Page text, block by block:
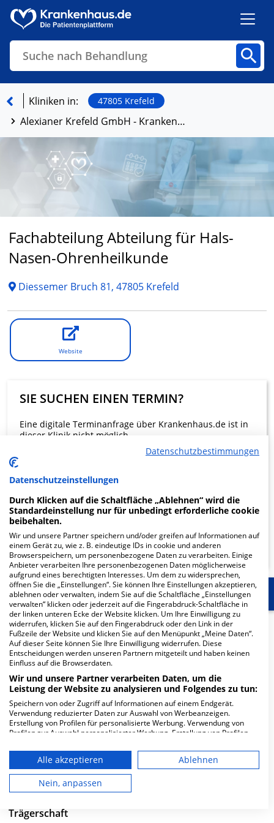
Suche nach Behandlung
Finden
Kliniken in: 47805 Krefeld
Alexianer Krefeld GmbH - Krankenhaus Maria-Hilf
Fachabteilung Abteilung für Hals-
Nasen-Ohrenheilkunde
Diessemer Bruch 81, 47805 Krefeld
Website
SIE SUCHEN EINEN TERMIN?
Eine digitale Terminanfrage über Krankenhaus.de ist in
dieser Klinik nicht möglich.
Beratung und Kontakt
KLINIKEN FINDEN
Start Für die Klinik Weitere Fachabteilungen
Herzlich Willkommen
Alexianer Krefeld GmbH - Krankenhaus Maria-Hilf in der
Diessemer Bruch 81 ist ein mittelgroßes Krankenhaus in
Krefeld. Mit einer Kapazität von 575 Betten werden in
den spezialisierten Fachabteilungen pro Jahr etwa
15.208 medizinische Fälle behandelt und therapiert.
Besuchszeiten
0 bis 23 Uhr
Trägerschaft
Datenschutzbestimmungen
Datenschutzeinstellungen
Durch Klicken auf die Schaltfläche „Ablehnen“ wird die
Standardeinstellung nur für unbedingt erforderliche cookie
beibehalten.
Wir und unsere Partner speichern und/oder greifen auf Informationen auf
einem Gerät zu, wie z. B. eindeutige IDs in cookie und anderen
Browserspeichern, um personenbezogene Daten zu verarbeiten. Einige
Anbieter verarbeiten Ihre personenbezogenen Daten möglicherweise
aufgrund eines berechtigten Interesses. Um dem zu widersprechen,
öffnen Sie die „Einstellungen“. Sie können Ihre Einstellungen akzeptieren,
ablehnen oder verwalten, indem Sie auf die Schaltfläche „Einstellungen
verwalten“ klicken oder jederzeit auf die Fingerabdruck-Schaltfläche in
der linken unteren Ecke der Website klicken. Um Ihre Einwilligung zu
widerrufen, klicken Sie auf den Fingerabdruck oder den Link in der
Fußzeile der Website und klicken Sie auf den Menüpunkt „Meine Daten“.
Auf dieser Seite können Sie Ihre Einwilligung widerrufen. Diese
Entscheidungen werden unseren Partnern mitgeteilt und haben keinen
Einfluss auf die Browserdaten.
Wir und unsere Partner verarbeiten Daten, um die
Leistung der Website zu analysieren und Folgendes zu tun:
Speichern von oder Zugriff auf Informationen auf einem Endgerät.
Verwendung reduzierter Daten zur Auswahl von Werbeanzeigen.
Erstellung von Profilen für personalisierte Werbung. Verwendung von
Profilen zur Auswahl personalisierter Werbung. Erstellung von Profilen
personalisierter Inhalte. Messung der Werbeleistung. Messung der
Performance von Inhalten. Analyse von Zielgruppen durch Statistiken
oder Kombinationen von Daten aus verschiedenen Quellen. Entwicklung
und Verbesserung der Angebote. Verwendung reduzierter Daten zur
Auswahl von Inhalten.
die USA gesendet werden.
Alle akzeptieren
Ablehnen
Nein, anpassen